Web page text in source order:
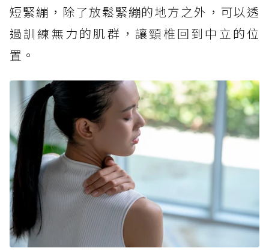
短緊繃，除了放鬆緊繃的地方之外，可以透
過訓練無力的肌群，讓頸椎回到中立的位
置。